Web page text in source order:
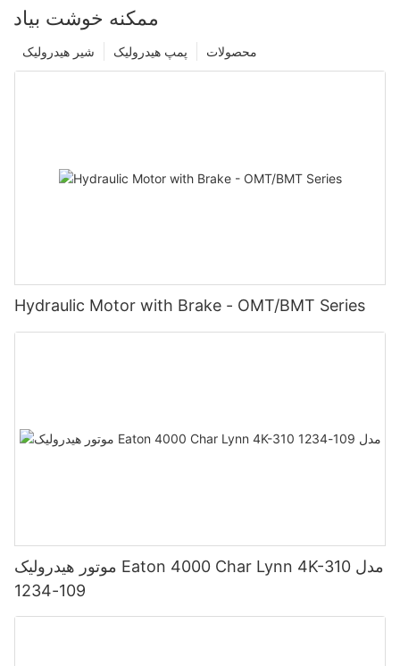
ممکنه خوشت بیاد
محصولات پمپ هیدرولیک شیر هیدرولیک
Hydraulic Motor with Brake - OMT/BMT Series
موتور هیدرولیک Eaton 4000 Char Lynn 4K-310 مدل
109-1234